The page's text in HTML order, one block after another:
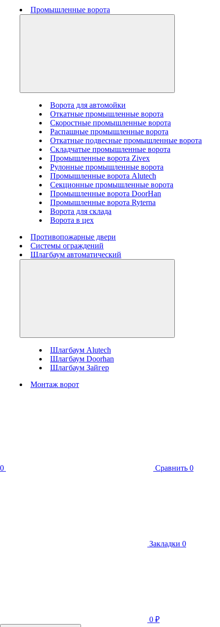
Промышленные ворота
Ворота для автомойки
Откатные промышленные ворота
Скоростные промышленные ворота
Распашные промышленные ворота
Откатные подвесные промышленные ворота
Складчатые промышленные ворота
Промышленные ворота Zivex
Рулонные промышленные ворота
Промышленные ворота Alutech
Секционные промышленные ворота
Промышленные ворота DoorHan
Промышленные ворота Ryterna
Ворота для склада
Ворота в цех
Противопожарные двери
Системы ограждений
Шлагбаум автоматический
Шлагбаум Alutech
Шлагбаум Doorhan
Шлагбаум Зайгер
Монтаж ворот
0 Сравнить 0
Закладки 0
0 ₽